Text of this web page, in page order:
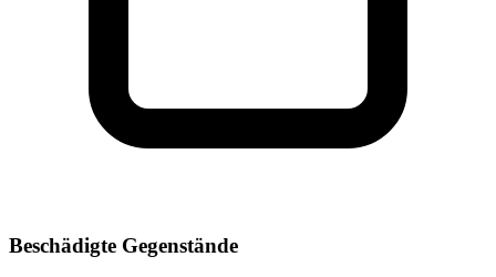
Beschädigte Gegenstände